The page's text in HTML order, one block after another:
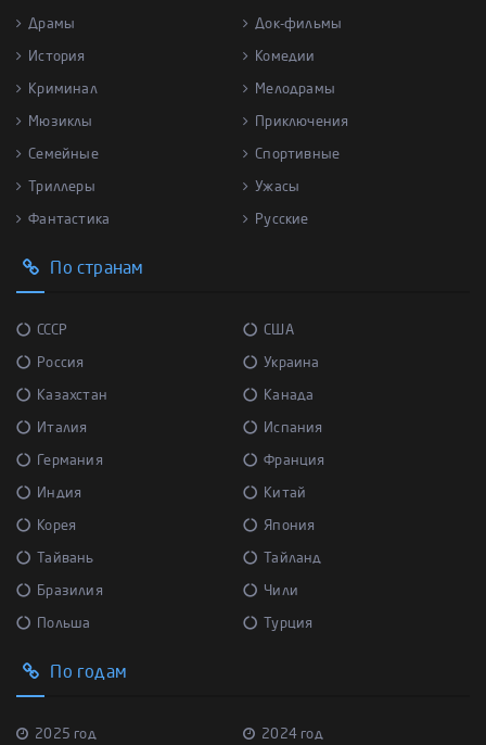
Драмы Док-фильмы
История Комедии
Криминал Мелодрамы
Мюзиклы Приключения
Семейные Спортивные
Триллеры Ужасы
Фантастика Русские
По странам
СССР США
Россия Украина
Казахстан Канада
Италия Испания
Германия Франция
Индия Китай
Корея Япония
Тайвань Тайланд
Бразилия Чили
Польша Турция
По годам
2025 год 2024 год